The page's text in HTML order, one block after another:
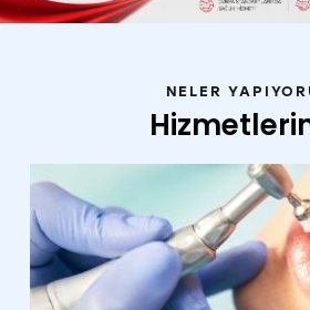
NELER